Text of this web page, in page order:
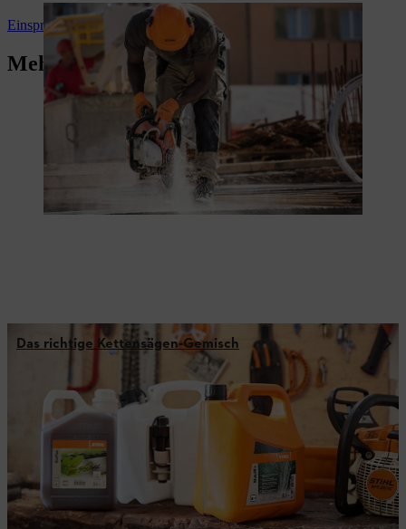
Einspritzung
Mehr für Technikfans
Das richtige Kettensägen-Gemisch